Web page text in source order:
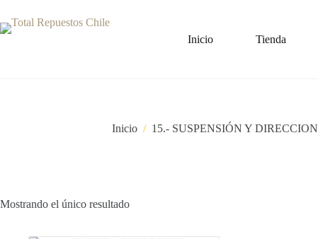
Inicio Tienda
Inicio / 15.- SUSPENSIÓN Y DIRECCION
Mostrando el único resultado